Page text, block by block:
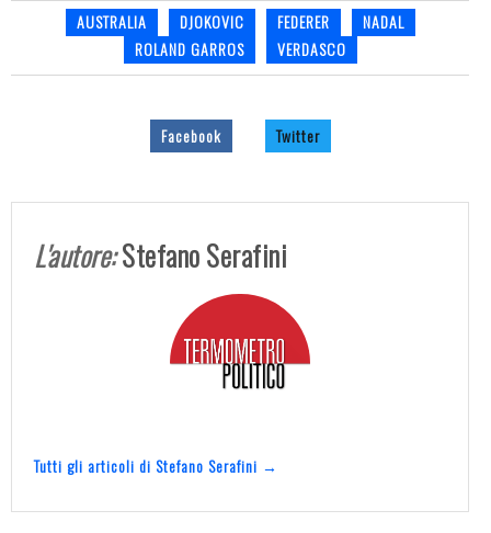
AUSTRALIA DJOKOVIC FEDERER
NADAL
ROLAND GARROS
VERDASCO
Facebook Twitter
L'autore:Stefano Serafini
Tutti gli articoli di Stefano Serafini →